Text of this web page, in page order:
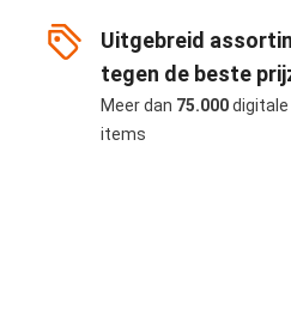
Uitgebreid
tegen de beste
Meer dan 75.000digitale
items